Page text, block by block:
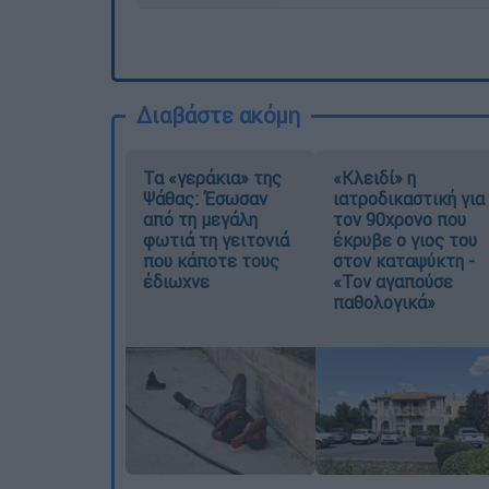
Διαβάστε ακόμη
Τα «γεράκια» της
Ψάθας: Έσωσαν
από τη μεγάλη
φωτιά τη γειτονιά
που κάποτε τους
έδιωχνε
«Κλειδί» η
ιατροδικαστική για
τον 90χρονο που
έκρυβε ο γιος του
στον καταψύκτη -
«Τον αγαπούσε
παθολογικά»